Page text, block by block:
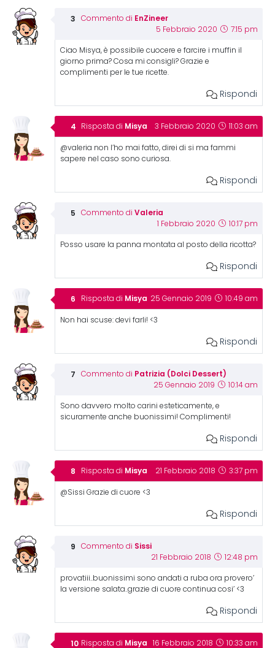
Commento di EnZineer
5 Febbraio 2020 7:15 pm
Ciao Misya, è possibile cuocere e farcire i muffin il
giorno prima? Cosa mi consigli? Grazie e
complimenti per le tue ricette.
Rispondi
Risposta di Misya 3 Febbraio 2020 11:03 am
@valeria non l’ho mai fatto, direi di si ma fammi
sapere nel caso sono curiosa.
Rispondi
Commento di Valeria
1 Febbraio 2020 10:17 pm
Posso usare la panna montata al posto della ricotta?
Rispondi
Risposta di Misya 25 Gennaio 2019 10:49 am
Non hai scuse: devi farli! <3
Rispondi
Commento di Patrizia (Dolci Dessert)
25 Gennaio 2019 10:14 am
Sono davvero molto carini esteticamente, e
sicuramente anche buonissimi! Complimenti!
Rispondi
Risposta di Misya 21 Febbraio 2018 3:37 pm
@Sissi Grazie di cuore <3
Rispondi
Commento di Sissi
21 Febbraio 2018 12:48 pm
provatiii..buonissimi sono andati a ruba ora provero’
la versione salata..grazie di cuore continua cosi’ <3
Rispondi
Risposta di Misya 16 Febbraio 2018 10:33 am